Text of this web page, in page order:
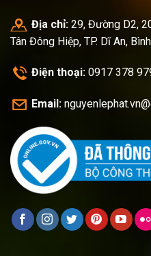
Địa chỉ: 29, Đường D2,
Tân Đông Hiệp, TP. Dĩ An,
Điện thoại: 0917 378
Email: